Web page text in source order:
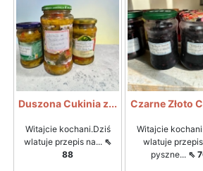
Duszona Cukinia z...
Witajcie kochani.Dziś
wlatuje przepis na... ⇖
88
Czarne Złoto
Witajcie
wlatuje
pyszne... ⇖